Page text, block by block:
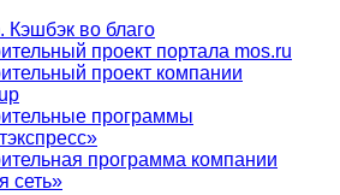
во благо
проект портала mos.ru
проект компании
программы
программа компании
сеть»